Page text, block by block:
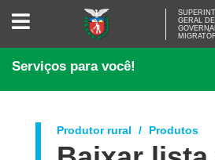
SUPERINTENDÊNCIA-
GOVERNANÇA
GERAL DE
Serviços para você!
Produtor rural Produtos